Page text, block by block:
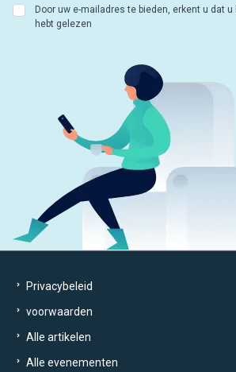
Door uw e-mailadres te bieden, erkent u dat u
hebt gelezen
Privacybeleid
voorwaarden
Alle artikelen
Alle evenementen